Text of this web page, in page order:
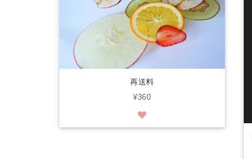
再送料
¥360